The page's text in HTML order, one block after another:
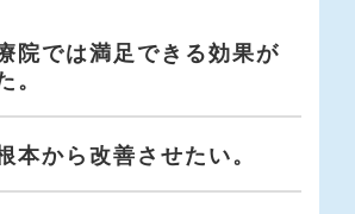
院では満足できる効果が
。
本から改善させたい。